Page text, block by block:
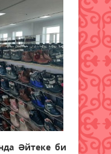
Әйтеке би